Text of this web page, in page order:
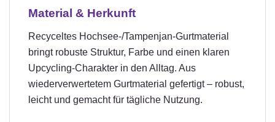
Material & Herkunft
Recyceltes Hochsee-/Tampenjan-Gurtmaterial
bringt robuste Struktur, Farbe und einen klaren
Upcycling-Charakter in den Alltag. Aus
wiederverwertetem Gurtmaterial gefertigt – robust,
leicht und gemacht für tägliche Nutzung.